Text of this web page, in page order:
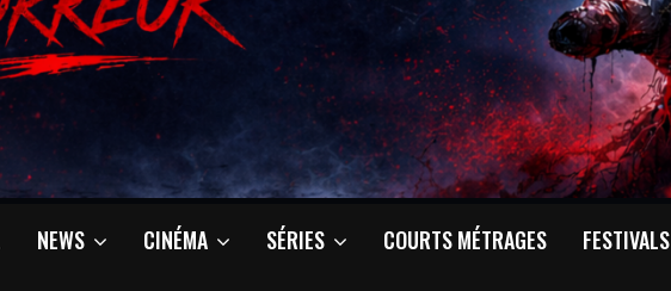
NEWS CINÉMA SÉRIES COURTS MÉTRAGES FESTIVALS